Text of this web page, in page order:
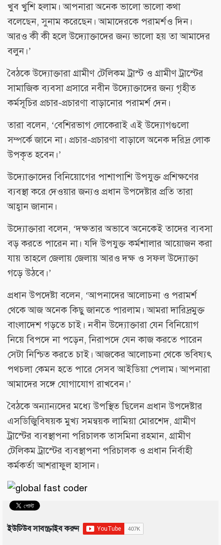
খুব খুশি হলাম। আপনারা অনেক ভালো ভালো কথা
বলেছেন, সুনাম করেছেন। আমাদেরকে পরামর্শও দিন।
আরও কী কী হলে উদ্যোক্তাদের জন্য ভালো হয় তা আমাদের
বলুন।’
বৈঠকে উদ্যোক্তারা গ্রামীণ টেলিকম ট্রাস্ট ও গ্রামীণ ট্রাস্টের
সামাজিক ব্যবসা প্রসারে নবীন উদ্যোক্তাদের জন্য গৃহীত
কর্মসূচির প্রচার-প্রচারণা বাড়ানোর পরামর্শ দেন।
তারা বলেন, ‘বেশিরভাগ লোকেরাই এই উদ্যোগগুলো
সম্পর্কে জানে না। প্রচার-প্রচারণা বাড়ালে অনেক দরিদ্র লোক
উপকৃত হবেন।’
উদ্যোক্তাদের বিনিয়োগের পাশাপাশি উপযুক্ত প্রশিক্ষণের
ব্যবস্থা করে দেওয়ার জন্যও প্রধান উপদেষ্টার প্রতি তারা
আহ্বান জানান।
উদ্যোক্তারা বলেন, ‘দক্ষতার অভাবে অনেকেই তাদের ব্যবসা
বড় করতে পারেন না। যদি উপযুক্ত কর্মশালার আয়োজন করা
যায় তাহলে জেলায় জেলায় আরও দক্ষ ও সফল উদ্যোক্তা
গড়ে উঠবে।’
প্রধান উপদেষ্টা বলেন, ‘আপনাদের আলোচনা ও পরামর্শ
থেকে আজ অনেক কিছু জানতে পারলাম। আমরা দারিদ্রমুক্ত
বাংলাদেশ গড়তে চাই। নবীন উদ্যোক্তারা যেন বিনিয়োগ
নিয়ে বিপদে না পড়েন, নিরাপদে যেন কাজ করতে পারেন
সেটা নিশ্চিত করতে চাই। আজকের আলোচনা থেকে ভবিষ্যৎ
পথচলা কেমন হতে পারে সেসব আইডিয়া পেলাম। আপনারা
আমাদের সঙ্গে যোগাযোগ রাখবেন।’
বৈঠকে অন্যান্যদের মধ্যে উপস্থিত ছিলেন প্রধান উপদেষ্টার
এসডিজিুবিষয়ক মুখ্য সমন্বয়ক লামিয়া মোরশেদ, গ্রামীণ
ট্রাস্টের ব্যবস্থাপনা পরিচালক তাসমিনা রহমান, গ্রামীণ
টেলিকম ট্রাস্টের ব্যবস্থাপনা পরিচালক ও প্রধান নির্বাহী
কর্মকর্তা আশরাফুল হাসান।
ইউটিউব সাবস্ক্রাইব করুন